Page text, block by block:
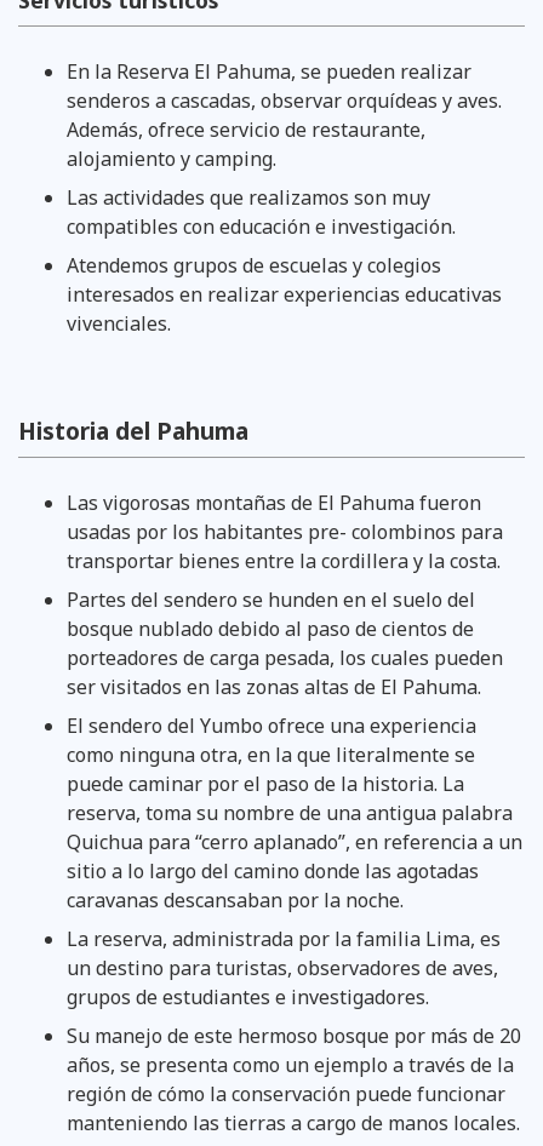
En la Reserva El Pahuma, se pueden realizar
senderos a cascadas, observar orquídeas y aves.
Además, ofrece servicio de restaurante,
alojamiento y camping.
Las actividades que realizamos son muy
compatibles con educación e investigación.
Atendemos grupos de escuelas y colegios
interesados en realizar experiencias educativas
vivenciales.
Historia del Pahuma
Las vigorosas montañas de El Pahuma fueron
usadas por los habitantes pre- colombinos para
transportar bienes entre la cordillera y la costa.
Partes del sendero se hunden en el suelo del
bosque nublado debido al paso de cientos de
porteadores de carga pesada, los cuales pueden
ser visitados en las zonas altas de El Pahuma.
El sendero del Yumbo ofrece una experiencia
como ninguna otra, en la que literalmente se
puede caminar por el paso de la historia. La
reserva, toma su nombre de una antigua palabra
Quichua para “cerro aplanado”, en referencia a un
sitio a lo largo del camino donde las agotadas
caravanas descansaban por la noche.
La reserva, administrada por la familia Lima, es
un destino para turistas, observadores de aves,
grupos de estudiantes e investigadores.
Su manejo de este hermoso bosque por más de 20
años, se presenta como un ejemplo a través de la
región de cómo la conservación puede funcionar
manteniendo las tierras a cargo de manos locales.